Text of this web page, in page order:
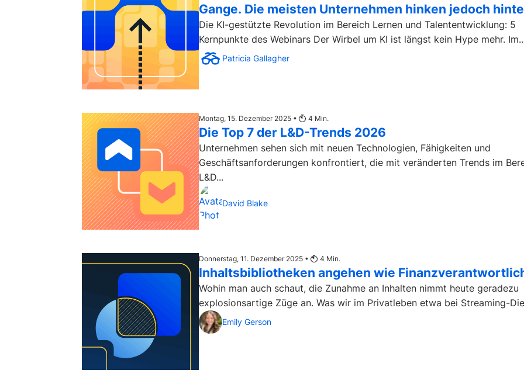
Gange. Die meisten Unternehmen hinken jedoch
Die KI-gestützte Revolution im Bereich Lernen und Talententwicklung: 5
Kernpunkte des Webinars Der Wirbel um KI ist längst kein Hype mehr.
Patricia Gallagher
Montag, 15. Dezember 2025 • 4 Min.
Die Top 7 der L&D-Trends 2026
Unternehmen sehen sich mit neuen Technologien, Fähigkeiten und
Geschäftsanforderungen konfrontiert, die mit veränderten Trends im
L&D...
David Blake
Donnerstag, 11. Dezember 2025 • 4 Min.
Inhaltsbibliotheken angehen wie
Wohin man auch schaut, die Zunahme an Inhalten nimmt heute geradezu
explosionsartige Züge an. Was wir im Privatleben etwa bei Streaming-
Emily Gerson